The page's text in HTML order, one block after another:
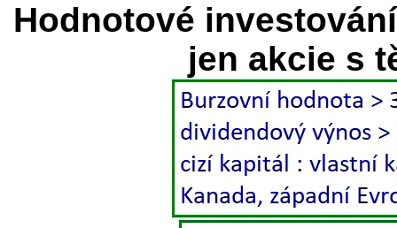
Hodnotové
jen akcie s